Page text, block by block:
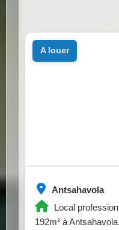
Antsahavola
Local
192m² à Antsahavola.
a louer